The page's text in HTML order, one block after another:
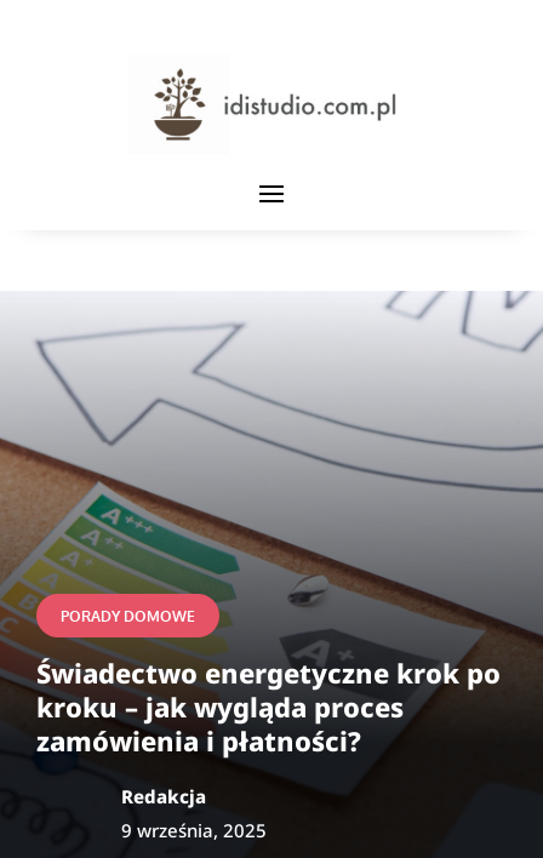
PORADY DOMOWE
Świadectwo energetyczne krok po
kroku – jak wygląda proces
zamówienia i płatności?
Redakcja
9 września, 2025